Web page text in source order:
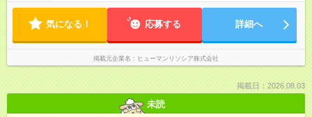
気になる！ 応募する 詳細へ
掲載元企業名 ヒューマンリソシア株式会社
掲載日：2026.08.03
未読